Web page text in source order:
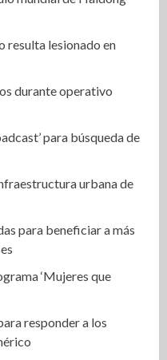
resulta lesionado en
durante operativo
para búsqueda de
urbana de
para beneficiar a más
‘Mujeres que
responder a los